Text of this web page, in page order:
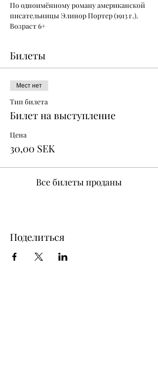
По одноимённому роману американской
писательницы Элинор Портер (1913 г.).
Возраст 6+
Билеты
Мест нет
Тип билета
Билет на выступление
Цена
30,00 SEK
Все билеты проданы
Поделиться